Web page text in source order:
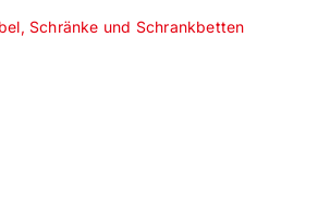
Schränke und Schrankbetten